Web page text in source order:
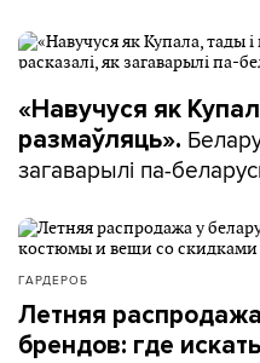
«Навучуся як
размаўляць».
загаварылі па-
ГАРДЕРОБ
Летняя
брендов: где